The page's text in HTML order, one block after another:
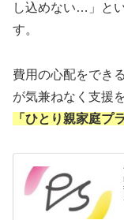
し込めない…」と
す。
費用の心配をでき
が気兼ねなく支援
「ひとり親家庭プ